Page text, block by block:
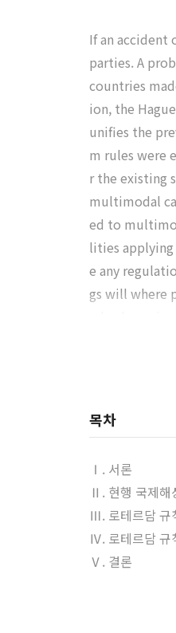
If an accident
parties. A
countries
ion, the
unifies the
m rules were
r the existing
multimodal
ed to
lities
e any
gs will where
sub-carriers
d and a
on that
목차
Ⅰ. 서론
Ⅱ. 현행 국제해
Ⅲ. 로테르담 규
Ⅳ. 로테르담 규
Ⅴ. 결론